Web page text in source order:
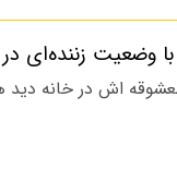
با وضعیت زننده‌ای
اش در خانه دید